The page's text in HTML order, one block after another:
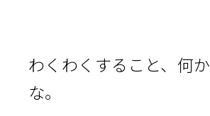
わくわくすること、何
な。